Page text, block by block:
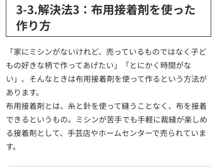
3-3.解決法3：布用接着剤を使った
作り方
「家にミシンがないけれど、売っているものではなく子ど
もの好きな柄で作ってあげたい」「とにかく時間がな
い」、そんなときは布用接着剤を使って作るという方法が
あります。
布用接着剤とは、糸と針を使って縫うことなく、布を接着
できるというもの。ミシンが苦手でも手軽に裁縫が楽しめ
る接着剤として、手芸店やホームセンターで売られていま
す。